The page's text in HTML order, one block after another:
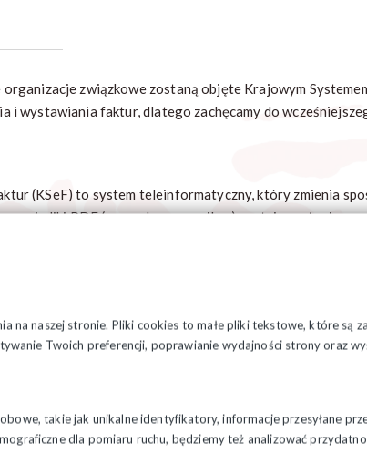
na naszej stronie. Pliki cookies to małe pliki tekstowe, które są
Twoich preferencji, poprawianie wydajności strony oraz
takie jak unikalne identyfikatory, informacje przesyłane
dla pomiaru ruchu, będziemy też analizować
związkowe zostaną objęte Krajowym
i wystawiania faktur, dlatego zachęcamy do
(KSeF) to system teleinformatyczny, który zmienia
i pliki PDF (przesyłane e-mailem) zostają zastąpione
i będą udostępniane wyłącznie przez system KSeF.
musi być gotowa do odbierania faktur kosztowych